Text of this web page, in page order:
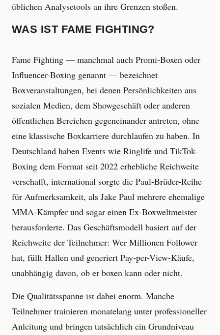
üblichen Analysetools an ihre Grenzen stoßen.
WAS IST FAME FIGHTING?
Fame Fighting — manchmal auch Promi-Boxen oder
Influencer-Boxing genannt — bezeichnet
Boxveranstaltungen, bei denen Persönlichkeiten aus
sozialen Medien, dem Showgeschäft oder anderen
öffentlichen Bereichen gegeneinander antreten, ohne
eine klassische Boxkarriere durchlaufen zu haben. In
Deutschland haben Events wie Ringlife und TikTok-
Boxing dem Format seit 2022 erhebliche Reichweite
verschafft, international sorgte die Paul-Brüder-Reihe
für Aufmerksamkeit, als Jake Paul mehrere ehemalige
MMA-Kämpfer und sogar einen Ex-Boxweltmeister
herausforderte. Das Geschäftsmodell basiert auf der
Reichweite der Teilnehmer: Wer Millionen Follower
hat, füllt Hallen und generiert Pay-per-View-Käufe,
unabhängig davon, ob er boxen kann oder nicht.
Die Qualitätsspanne ist dabei enorm. Manche
Teilnehmer trainieren monatelang unter professioneller
Anleitung und bringen tatsächlich ein Grundniveau